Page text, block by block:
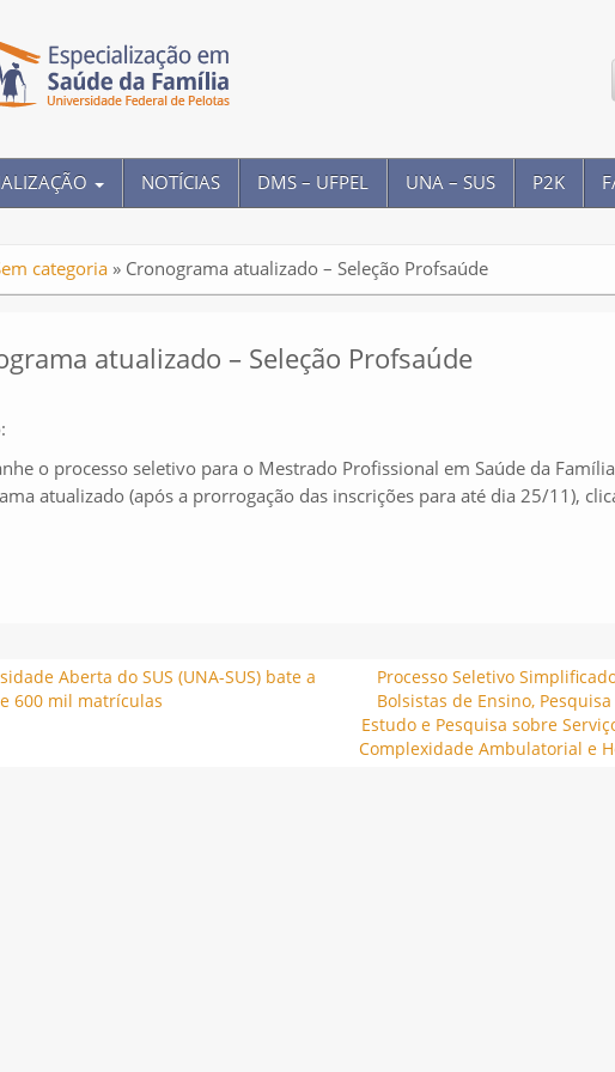
NOTÍCIAS DMS – UFPEL UNA – SUS P2K
categoria » Cronograma atualizado – Seleção Profsaúde
atualizado – Seleção Profsaúde
o processo seletivo para o Mestrado Profissional em Saúde da
atualizado (após a prorrogação das inscrições para até dia 25/11),
Aberta do SUS (UNA-SUS) bate a
600 mil matrículas
Processo Seletivo
Bolsistas de Ensino,
Estudo e Pesquisa sobre
Complexidade Ambulatorial e